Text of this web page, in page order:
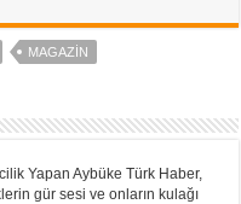
MAGAZIN
Yapan Aybüke Türk Haber,
gür sesi ve onların kulağı